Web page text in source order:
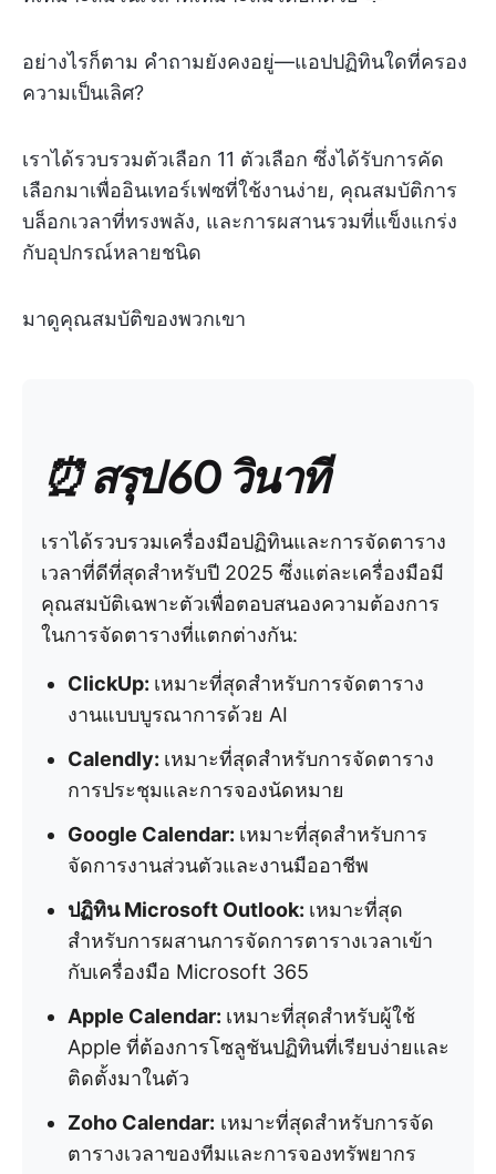
อย่างไรก็ตาม คำถามยังคงอยู่—แอปปฏิทินใดที่ครอง
ความเป็นเลิศ?
เราได้รวบรวมตัวเลือก 11 ตัวเลือก ซึ่งได้รับการคัด
เลือกมาเพื่ออินเทอร์เฟซที่ใช้งานง่าย, คุณสมบัติการ
บล็อกเวลาที่ทรงพลัง, และการผสานรวมที่แข็งแกร่ง
กับอุปกรณ์หลายชนิด
มาดูคุณสมบัติของพวกเขา
⏰ สรุป 60 วินาที
เราได้รวบรวมเครื่องมือปฏิทินและการจัดตาราง
เวลาที่ดีที่สุดสำหรับปี 2025 ซึ่งแต่ละเครื่องมือมี
คุณสมบัติเฉพาะตัวเพื่อตอบสนองความต้องการ
ในการจัดตารางที่แตกต่างกัน:
ClickUp: เหมาะที่สุดสำหรับการจัดตาราง
งานแบบบูรณาการด้วย AI
Calendly: เหมาะที่สุดสำหรับการจัดตาราง
การประชุมและการจองนัดหมาย
Google Calendar: เหมาะที่สุดสำหรับการ
จัดการงานส่วนตัวและงานมืออาชีพ
ปฏิทิน Microsoft Outlook: เหมาะที่สุด
สำหรับการผสานการจัดการตารางเวลาเข้า
กับเครื่องมือ Microsoft 365
Apple Calendar: เหมาะที่สุดสำหรับผู้ใช้
Apple ที่ต้องการโซลูชันปฏิทินที่เรียบง่ายและ
ติดตั้งมาในตัว
Zoho Calendar: เหมาะที่สุดสำหรับการจัด
ตารางเวลาของทีมและการจองทรัพยากร